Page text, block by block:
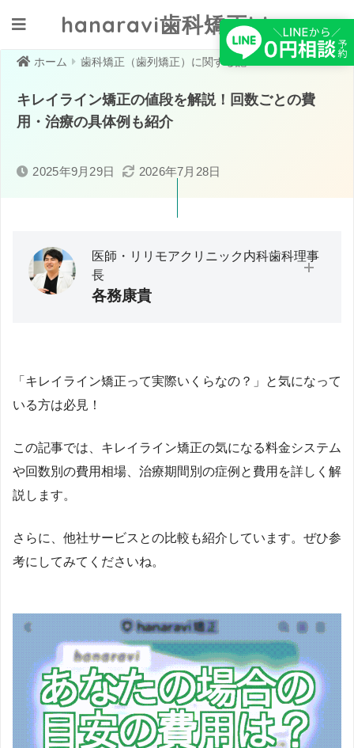
hanaravi歯科矯正blog
ホーム 歯科矯正（歯列矯正）に関する記事一覧
キレイライン矯正の値段を解説！回数ごとの費
用・治療の具体例も紹介
2025年9月29日 2026年7月28日
医師・リリモアクリニック内科歯科理事
長
各務康貴
く戦略として、2019年にマウスピース歯科矯正サービス
「hanaravi（ハナラビ）
いう視点から、「美容」というモチベーションで予防に取
り組める医療アプローチを提唱。新聞・テレビ・Webメデ
ィアで情報発信もしている。2023年10月には、医科と歯科
が連携する「
で総合的な予防医療を提供中。医師国家資格に加え、厚生
労働省指定のオンライン診療資格を取得し、テクノロジー
「キレイライン矯正って実際いくらなの？」と気になって
いる方は必見！
この記事では、キレイライン矯正の気になる料金システム
や回数別の費用相場、治療期間別の症例と費用を詳しく解
説します。
さらに、他社サービスとの比較も紹介しています。ぜひ参
考にしてみてくださいね。
クリニックへ相談する